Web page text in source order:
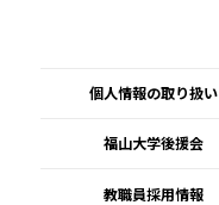
個人情報の取り扱い
福山大学後援会
教職員採用情報